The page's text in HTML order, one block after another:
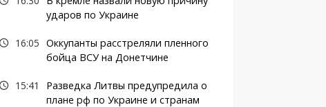
ударов по Украине
16:05 Оккупанты расстреляли пленного
бойца ВСУ на Донетчине
15:41
Разведка Литвы предупредила о
плане рф по Украине и странам